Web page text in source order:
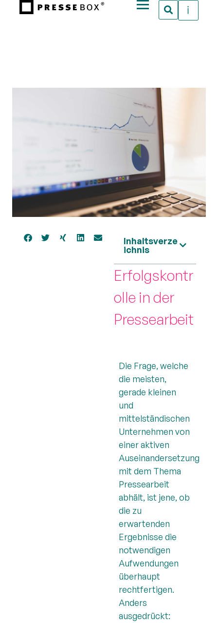
Inhaltsverze
ichnis
Erfolgskontr
olle in der
Pressearbeit
Die Frage, welche
die meisten,
gerade kleinen
und
mittelständischen
Unternehmen von
einer aktiven
Auseinandersetzung
mit dem Thema
Pressearbeit
abhält, ist jene, ob
die zu
erwartenden
Ergebnisse die
notwendigen
Aufwendungen
überhaupt
rechtfertigen.
Anders
ausgedrückt: